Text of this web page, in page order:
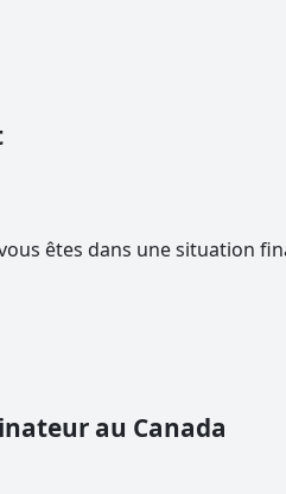
êtes dans une situation
au Canada